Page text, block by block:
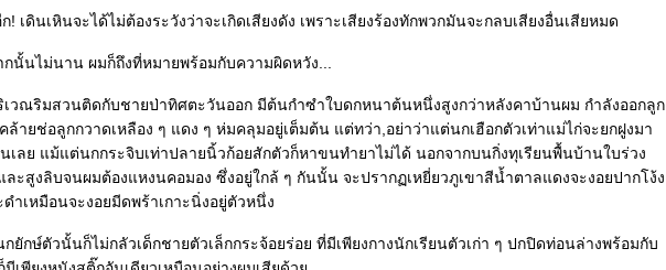
ก! เดินเหินจะได้ไม่ต้องระวังว่าจะเกิดเสียงดัง เพราะเสียงร้องทักพวกมันจะกลบเสียงอื่นเสียหมด
กนั้นไม่นาน ผมก็ถึงที่หมายพร้อมกับความผิดหวัง...
เวณริมสวนติดกับชายป่าทิศตะวันออก มีต้นกำซำใบดกหนาต้นหนึ่งสูงกว่าหลังคาบ้านผม กำลังออกลูก
ล้ายช่อลูกกวาดเหลือง ๆ แดง ๆ ห่มคลุมอยู่เต็มต้น แต่ทว่า,อย่าว่าแต่นกเฮือกตัวเท่าแม่ไก่จะยกฝูงมา
นเลย แม้แต่นกกระจิบเท่าปลายนิ้วก้อยสักตัวก็หาขนทำยาไม่ได้ นอกจากบนกิ่งทุเรียนพื้นบ้านใบร่วง
ะสูงลิบจนผมต้องแหงนคอมอง ซึ่งอยู่ใกล้ ๆ กันนั้น จะปรากฏเหยี่ยวภูเขาสีน้ำตาลแดงจะงอยปากโง้ง
ดำเหมือนจะงอยมีดพร้าเกาะนิ่งอยู่ตัวหนึ่ง
กยักษ์ตัวนั้นก็ไม่กลัวเด็กชายตัวเล็กกระจ้อยร่อย ที่มีเพียงกางนักเรียนตัวเก่า ๆ ปกปิดท่อนล่างพร้อมกับ